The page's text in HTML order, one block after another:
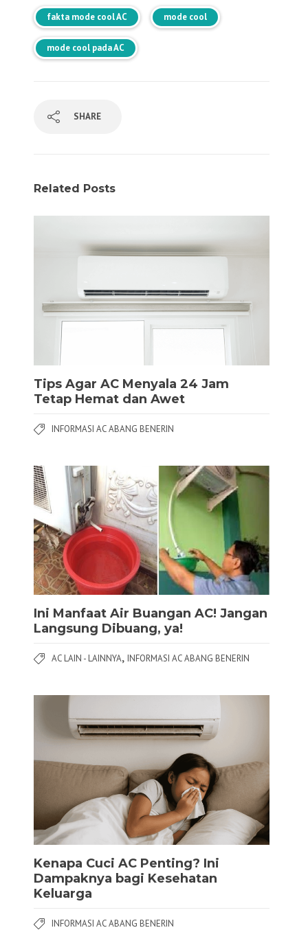
fakta mode cool AC mode cool
mode cool pada AC
SHARE
Related Posts
Tips Agar AC Menyala 24 Jam
Tetap Hemat dan Awet
INFORMASI AC ABANG BENERIN
Ini Manfaat Air Buangan AC! Jangan
Langsung Dibuang, ya!
AC LAIN - LAINNYA, INFORMASI AC ABANG BENERIN
Kenapa Cuci AC Penting? Ini
Dampaknya bagi Kesehatan
Keluarga
INFORMASI AC ABANG BENERIN